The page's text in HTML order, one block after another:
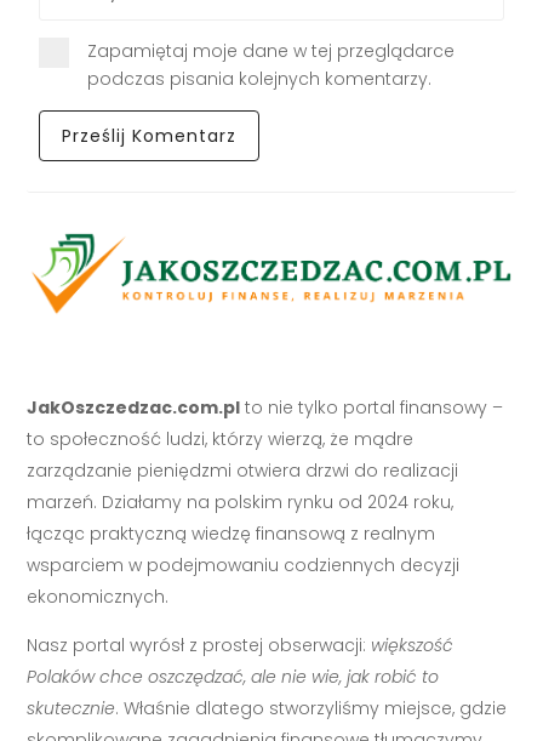
Zapamiętaj moje dane w tej przeglądarce
podczas pisania kolejnych komentarzy.
JakOszczedzac.com.pl to nie tylko portal finansowy –
to społeczność ludzi, którzy wierzą, że mądre
zarządzanie pieniędzmi otwiera drzwi do realizacji
marzeń. Działamy na polskim rynku od 2024 roku,
łącząc praktyczną wiedzę finansową z realnym
wsparciem w podejmowaniu codziennych decyzji
ekonomicznych.
Nasz portal wyrósł z prostej obserwacji: większość
Polaków chce oszczędzać, ale nie wie, jak robić to
skutecznie. Właśnie dlatego stworzyliśmy miejsce, gdzie